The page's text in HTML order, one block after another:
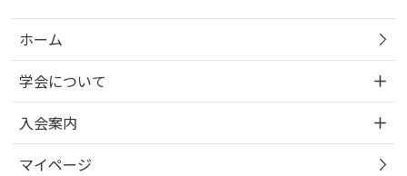
象:
ホーム
学会について
入会案内
マイページ